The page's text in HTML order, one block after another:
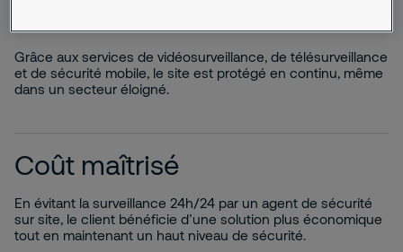
Grâce aux services de vidéosurveillance, de télésurveillance
et de sécurité mobile, le site est protégé en continu, même
dans un secteur éloigné.
Coût maîtrisé
En évitant la surveillance 24h/24 par un agent de sécurité
sur site, le client bénéficie d’une solution plus économique
tout en maintenant un haut niveau de sécurité.